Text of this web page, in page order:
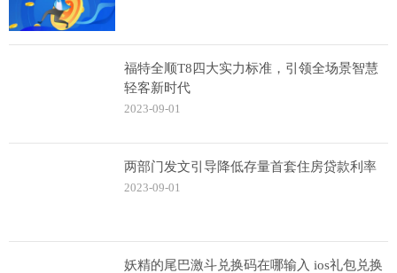
福特全顺T8四大实力标准，引领全场景智慧
轻客新时代
2023-09-01
两部门发文引导降低存量首套住房贷款利率
2023-09-01
妖精的尾巴激斗兑换码在哪输入 ios礼包兑换